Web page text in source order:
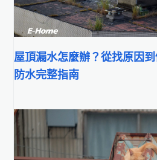
屋頂漏水怎麼辦？從找原因
防水完整指南